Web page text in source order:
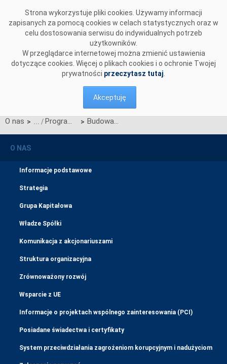
Strona wykorzystuje pliki cookies. Używamy informacji
zapisanych za pomocą cookies w celach statystycznych oraz w
celu dostosowania serwisu do indywidualnych potrzeb
użytkowników.
W przeglądarce internetowej można zmienić ustawienia
dotyczące cookies. Więcej o plikach cookies i o ochronie Twojej
prywatności przeczytasz tutaj
Akceptuję
O nas > Program operacyjny Infrastruktura i Środowisko 2014-2020 > Budowa linii Jasiniec-Grudziądz Węgrowo-Pelplin-Gdańsk Przyjaźń wraz z budową/rozbudową stacji w tym ciągu liniowym
O NAS
Informacje podstawowe
Strategia
Grupa Kapitałowa
Władze Spółki
Komunikacja z akcjonariuszami
Struktura organizacyjna
Zrównoważony rozwój
Wsparcie z UE
Informacje o projektach wspólnego zainteresowania (PCI)
Posiadane świadectwa i certyfikaty
System przeciwdziałania zagrożeniom korupcyjnym i nadużyciom